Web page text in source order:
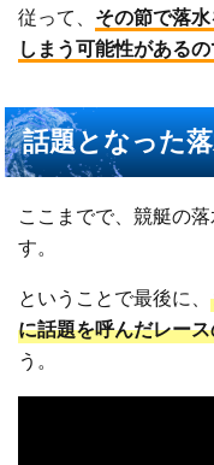
従って、 その節で落
しまう可能性があるの
話題となった
ここまでで、競艇の
す。
ということで最後に、
に話題を呼んだレー
う。